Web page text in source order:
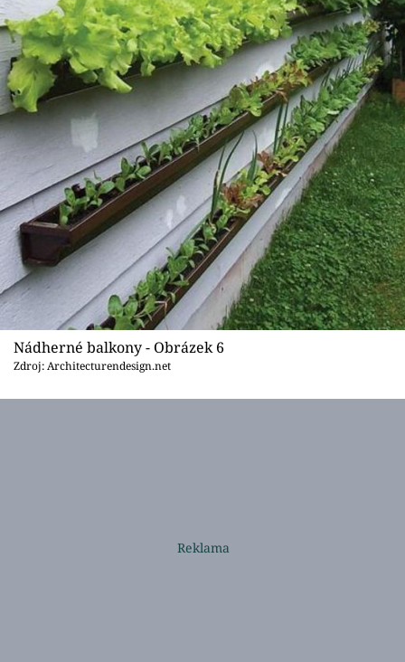
Nádherné balkony - Obrázek 6
Zdroj: Architecturendesign.net